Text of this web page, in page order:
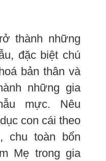
thành những
đặc biệt chú
bản thân và
những gia
mực. Nêu
con cái theo
chu toàn bổn
Mẹ trong gia